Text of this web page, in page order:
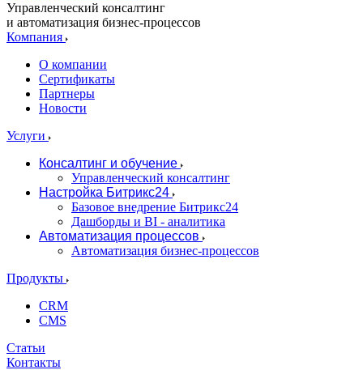
Управленческий консалтинг
и автоматизация бизнес-процессов
Компания
О компании
Сертификаты
Партнеры
Новости
Услуги
Консалтинг и обучение
Управленческий консалтинг
Настройка Битрикс24
Базовое внедрение Битрикс24
Дашборды и BI - аналитика
Автоматизация процессов
Автоматизация бизнес-процессов
Продукты
CRM
CMS
Статьи
Контакты